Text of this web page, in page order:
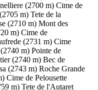
(2700 m) Cime de
m) Tete de la
(2710 m) Mont des
m) Cime de
(2731 m) Cime
m) Pointe de
(2740 m) Bec de
(2743 m) Roche Grande
Cime de Pelousette
m) Tete de l'Autaret